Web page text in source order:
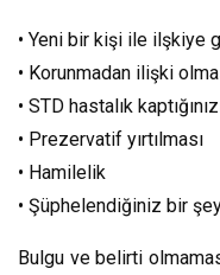
• Yeni bir kişi ile ilşkiye
• Korunmadan ilişki
• STD hastalık
• Prezervatif yırtılması
• Hamilelik
• Şüphelendiğiniz bir
Bulgu ve belirti